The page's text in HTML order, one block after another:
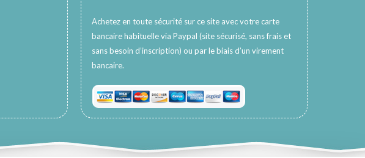
Achetez en toute sécurité sur ce site avec votre carte
bancaire habituelle via Paypal (site sécurisé, sans frais et
sans besoin d’inscription) ou par le biais d’un virement
bancaire.